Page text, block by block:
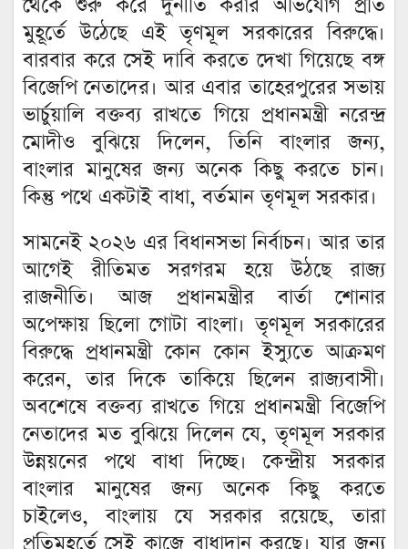
থেকে শুরু করে দুর্নীতি করার অভিযোগ প্রতি
মুহূর্তে উঠেছে এই তৃণমূল সরকারের বিরুদ্ধে।
বারবার করে সেই দাবি করতে দেখা গিয়েছে বঙ্গ
বিজেপি নেতাদের। আর এবার তাহেরপুরের সভায়
ভার্চুয়ালি বক্তব্য রাখতে গিয়ে প্রধানমন্ত্রী নরেন্দ্র
মোদীও বুঝিয়ে দিলেন, তিনি বাংলার জন্য,
বাংলার মানুষের জন্য অনেক কিছু করতে চান।
কিন্তু পথে একটাই বাধা, বর্তমান তৃণমূল সরকার।
সামনেই ২০২৬ এর বিধানসভা নির্বাচন। আর তার
আগেই রীতিমত সরগরম হয়ে উঠছে রাজ্য
রাজনীতি। আজ প্রধানমন্ত্রীর বার্তা শোনার
অপেক্ষায় ছিলো গোটা বাংলা। তৃণমূল সরকারের
বিরুদ্ধে প্রধানমন্ত্রী কোন কোন ইস্যুতে আক্রমণ
করেন, তার দিকে তাকিয়ে ছিলেন রাজ্যবাসী।
অবশেষে বক্তব্য রাখতে গিয়ে প্রধানমন্ত্রী বিজেপি
নেতাদের মত বুঝিয়ে দিলেন যে, তৃণমূল সরকার
উন্নয়নের পথে বাধা দিচ্ছে। কেন্দ্রীয় সরকার
বাংলার মানুষের জন্য অনেক কিছু করতে
চাইলেও, বাংলায় যে সরকার রয়েছে, তারা